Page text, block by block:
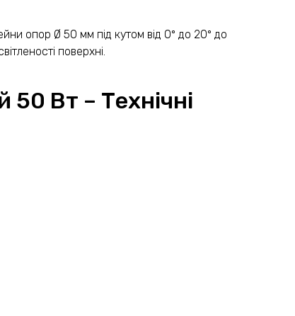
опор Ø 50 мм під кутом від 0º до 20º до
поверхні.
50 Вт – Технічні